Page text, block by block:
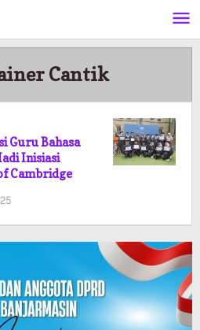
Cantik
Guru Bahasa
Inisiasi
Cambridge